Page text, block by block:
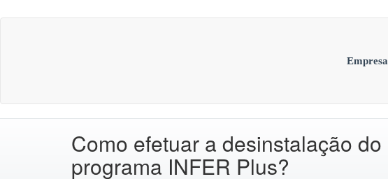
Empresa
Como efetuar a desinstalação do
programa INFER Plus?